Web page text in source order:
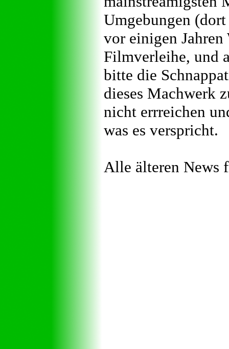
Umgebungen
vor einigen
Filmverleihe, und
bitte die
dieses Machwerk
nicht errreichen
was es verspricht.
Alle älteren News